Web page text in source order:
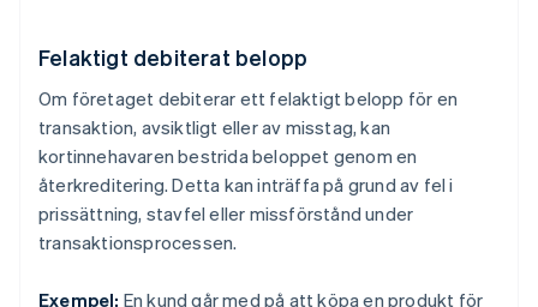
Felaktigt debiterat belopp
Om företaget debiterar ett felaktigt belopp för en
transaktion, avsiktligt eller av misstag, kan
kortinnehavaren bestrida beloppet genom en
återkreditering. Detta kan inträffa på grund av fel i
prissättning, stavfel eller missförstånd under
transaktionsprocessen.
Exempel: En kund går med på att köpa en produkt för